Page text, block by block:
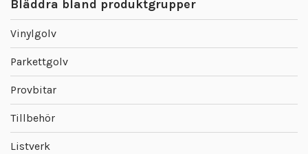
Bläddra bland produktgrupper
Vinylgolv
Parkettgolv
Provbitar
Tillbehör
Listverk